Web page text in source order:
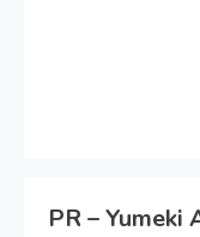
PR – Yumeki